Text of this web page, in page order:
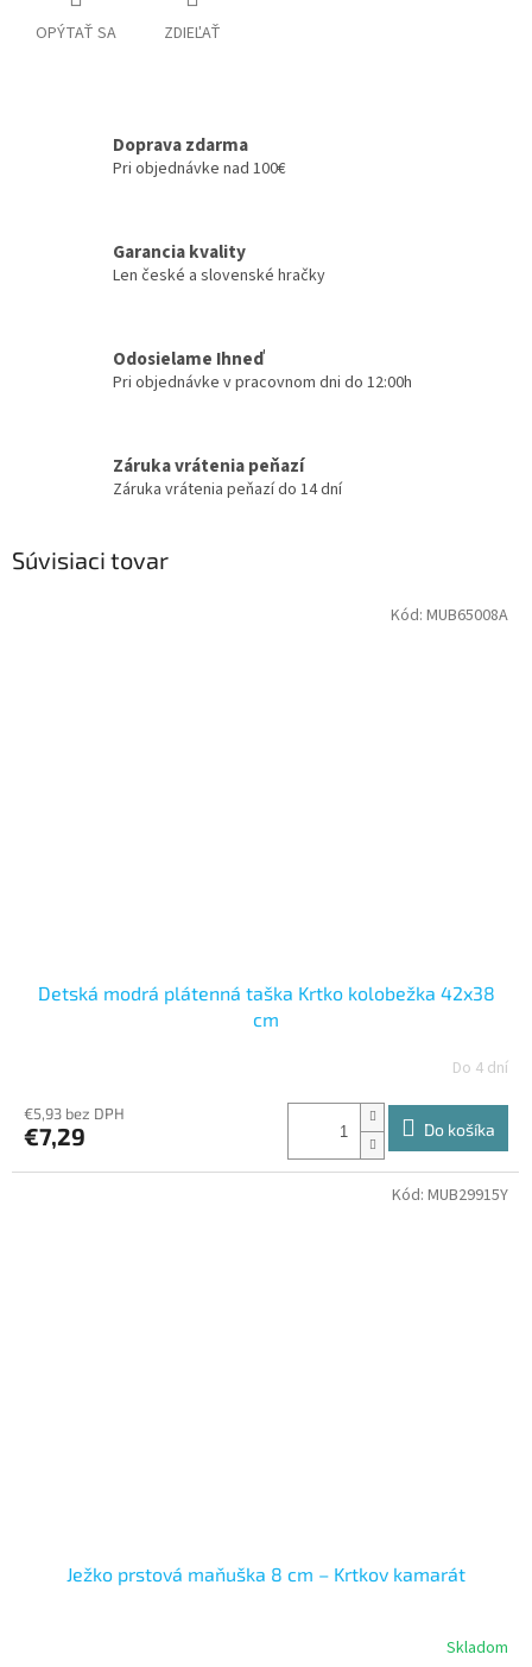
OPÝTAŤ SA ZDIEĽAŤ
Doprava zdarma
Pri objednávke nad 100€
Garancia kvality
Len české a slovenské hračky
Odosielame Ihneď
Pri objednávke v pracovnom dni do 12:00h
Záruka vrátenia peňazí
Záruka vrátenia peňazí do 14 dní
Súvisiaci tovar
Detská modrá plátenná taška Krtko kolobežka 42x38
cm
Do 4 dní
€5,93 bez DPH
€7,29 Do košíka
Kód: MUB65008A
Ježko prstová maňuška 8 cm – Krtkov kamarát
Skladom
Kód: MUB29915Y